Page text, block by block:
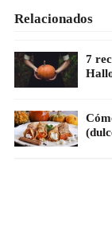
Relacionados
7